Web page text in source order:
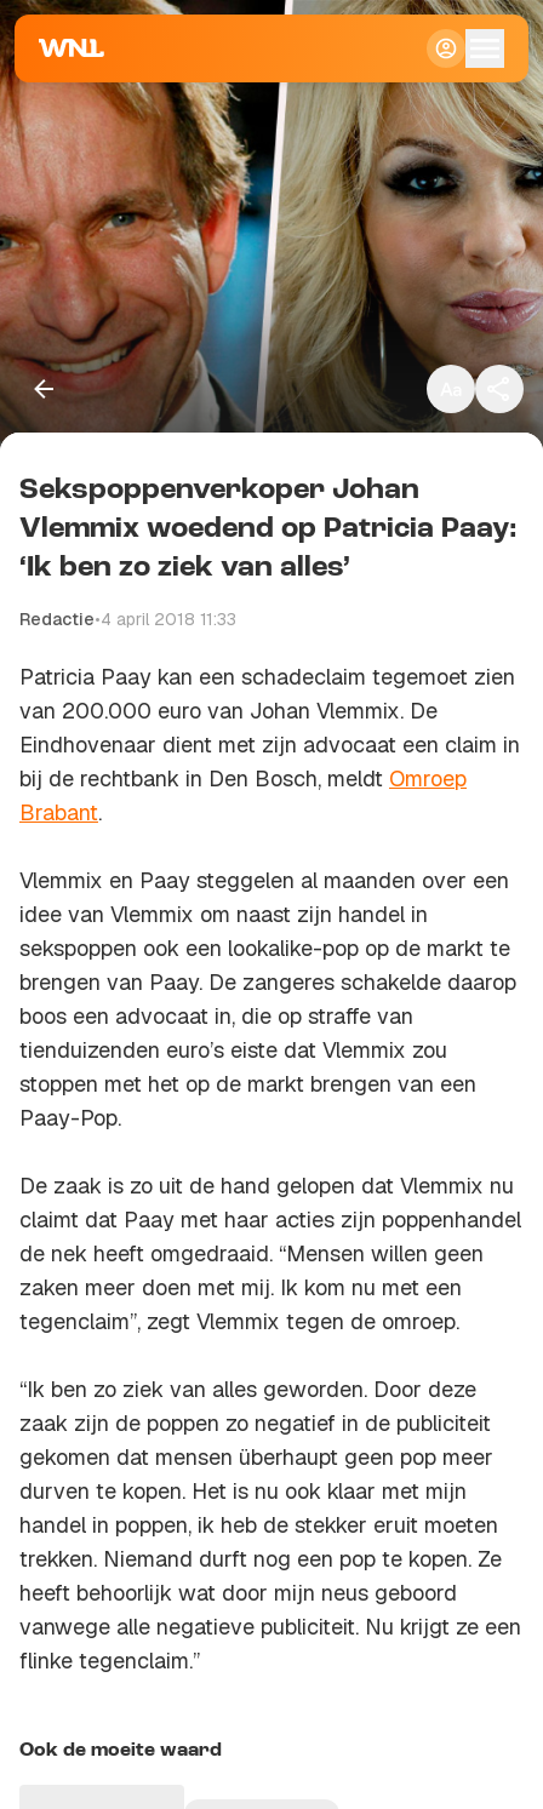
Klein
Standaard
Groot
Kopieer link
Sekspoppenverkoper Johan
Vlemmix woedend op Patricia Paay:
‘Ik ben zo ziek van alles’
Redactie•4 april 2018 11:33
Patricia Paay kan een schadeclaim tegemoet zien
van 200.000 euro van Johan Vlemmix. De
Eindhovenaar dient met zijn advocaat een claim in
bij de rechtbank in Den Bosch, meldt Omroep
Brabant.
Vlemmix en Paay steggelen al maanden over een
idee van Vlemmix om naast zijn handel in
sekspoppen ook een lookalike-pop op de markt te
brengen van Paay. De zangeres schakelde daarop
boos een advocaat in, die op straffe van
tienduizenden euro’s eiste dat Vlemmix zou
stoppen met het op de markt brengen van een
Paay-Pop.
De zaak is zo uit de hand gelopen dat Vlemmix nu
claimt dat Paay met haar acties zijn poppenhandel
de nek heeft omgedraaid. “Mensen willen geen
zaken meer doen met mij. Ik kom nu met een
tegenclaim”, zegt Vlemmix tegen de omroep.
“Ik ben zo ziek van alles geworden. Door deze
zaak zijn de poppen zo negatief in de publiciteit
gekomen dat mensen überhaupt geen pop meer
durven te kopen. Het is nu ook klaar met mijn
handel in poppen, ik heb de stekker eruit moeten
trekken. Niemand durft nog een pop te kopen. Ze
heeft behoorlijk wat door mijn neus geboord
vanwege alle negatieve publiciteit. Nu krijgt ze een
flinke tegenclaim.”
Ook de moeite waard